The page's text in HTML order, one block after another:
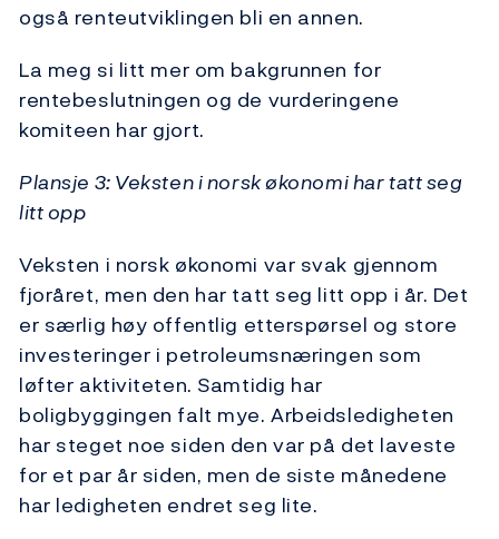
også renteutviklingen bli en annen.
La meg si litt mer om bakgrunnen for
rentebeslutningen og de vurderingene
komiteen har gjort.
Plansje 3: Veksten i norsk økonomi har tatt seg
litt opp
Veksten i norsk økonomi var svak gjennom
fjoråret, men den har tatt seg litt opp i år. Det
er særlig høy offentlig etterspørsel og store
investeringer i petroleumsnæringen som
løfter aktiviteten. Samtidig har
boligbyggingen falt mye. Arbeidsledigheten
har steget noe siden den var på det laveste
for et par år siden, men de siste månedene
har ledigheten endret seg lite.